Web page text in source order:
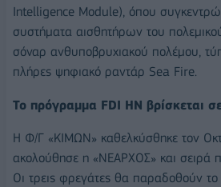
Intelligence Module), όπου
συστήματα αισθητήρων του
σόναρ ανθυποβρυχιακού πολέμου,
πλήρες ψηφιακό ραντάρ Sea Fire.
Το πρόγραμμα FDI HN βρίσκεται
Η Φ/Γ «ΚΙΜΩΝ» καθελκύσθηκε τον
ακολούθησε η «ΝΕΑΡΧΟΣ» και σειρά
Οι τρεις φρεγάτες θα παραδοθούν